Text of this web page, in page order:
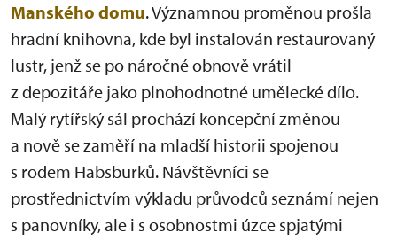
Manského domu. Významnou proměnou prošla
hradní knihovna, kde byl instalován restaurovaný
lustr, jenž se po náročné obnově vrátil
z depozitáře jako plnohodnotné umělecké dílo.
Malý rytířský sál prochází koncepční změnou
a nově se zaměří na mladší historii spojenou
s rodem Habsburků. Návštěvníci se
prostřednictvím výkladu průvodců seznámí nejen
s panovníky, ale i s osobnostmi úzce spjatými